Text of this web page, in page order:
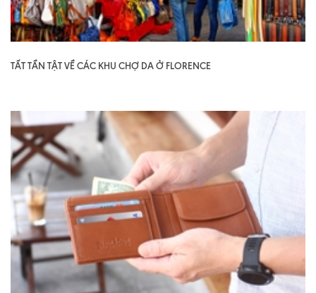
TẤT TẦN TẬT VỀ CÁC KHU CHỢ DA Ở FLORENCE